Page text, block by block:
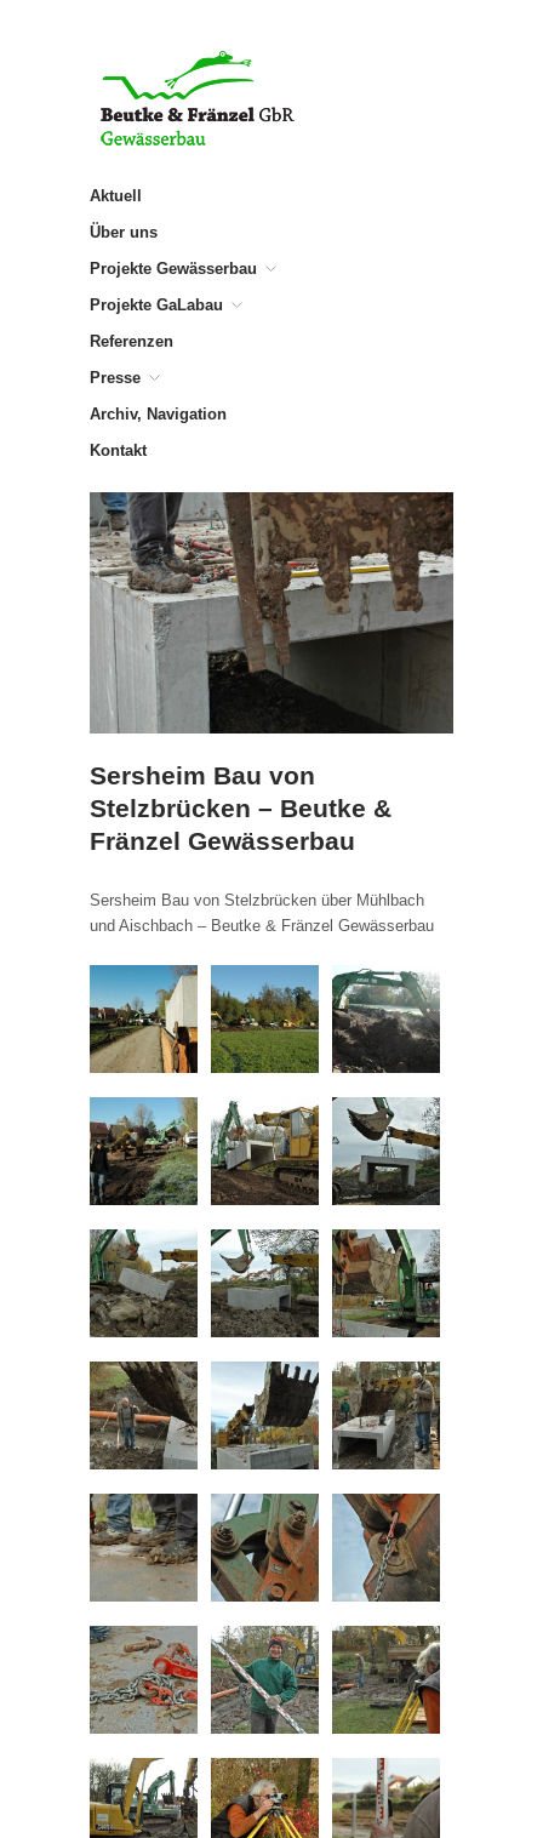
Aktuell
Über uns
Projekte Gewässerbau
Projekte GaLabau
Referenzen
Presse
Archiv, Navigation
Kontakt
Sersheim Bau von
Stelzbrücken – Beutke &
Fränzel Gewässerbau
Sersheim Bau von Stelzbrücken über Mühlbach
und Aischbach – Beutke & Fränzel Gewässerbau